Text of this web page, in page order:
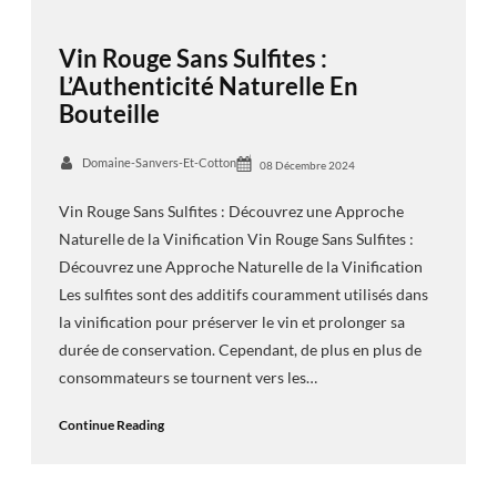
Vin Rouge Sans Sulfites :
L’Authenticité Naturelle En
Bouteille
Domaine-Sanvers-Et-Cotton 08 Décembre 2024
Vin Rouge Sans Sulfites : Découvrez une Approche
Naturelle de la Vinification Vin Rouge Sans Sulfites :
Découvrez une Approche Naturelle de la Vinification
Les sulfites sont des additifs couramment utilisés dans
la vinification pour préserver le vin et prolonger sa
durée de conservation. Cependant, de plus en plus de
consommateurs se tournent vers les…
Continue Reading